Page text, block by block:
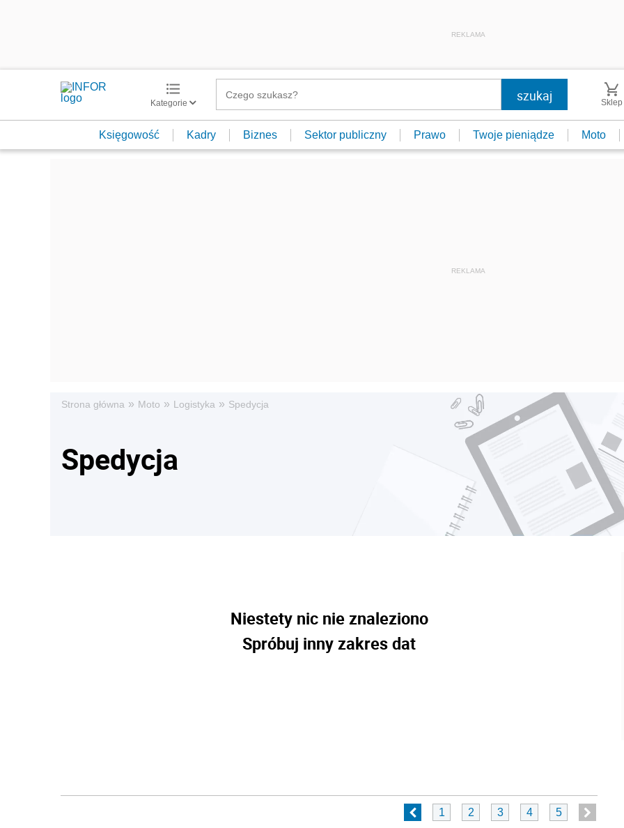
REKLAMA
Kategorie Sklep
Księgowość Kadry Biznes Sektor publiczny Prawo Twoje pieniądze Moto
Strona główna » Moto » Logistyka » Spedycja
Spedycja
Niestety nic nie znaleziono
Spróbuj inny zakres dat
1 2 3 4 5